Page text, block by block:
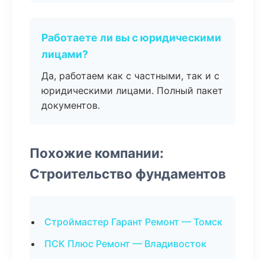
Работаете ли вы с юридическими
лицами?
Да, работаем как с частными, так и с
юридическими лицами. Полный пакет
документов.
Похожие компании:
Строительство фундаментов
Строймастер Гарант Ремонт — Томск
ПСК Плюс Ремонт — Владивосток